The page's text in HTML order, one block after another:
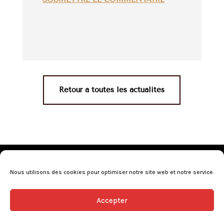
Nous utilisons des cookies pour optimiser notre site web et notre service.
Accepter
Retour à toutes les actualités
Conditions générales de vente•Nos revendeurs•
L’abus d’alcool est dangereux pour la santé, consommez avec